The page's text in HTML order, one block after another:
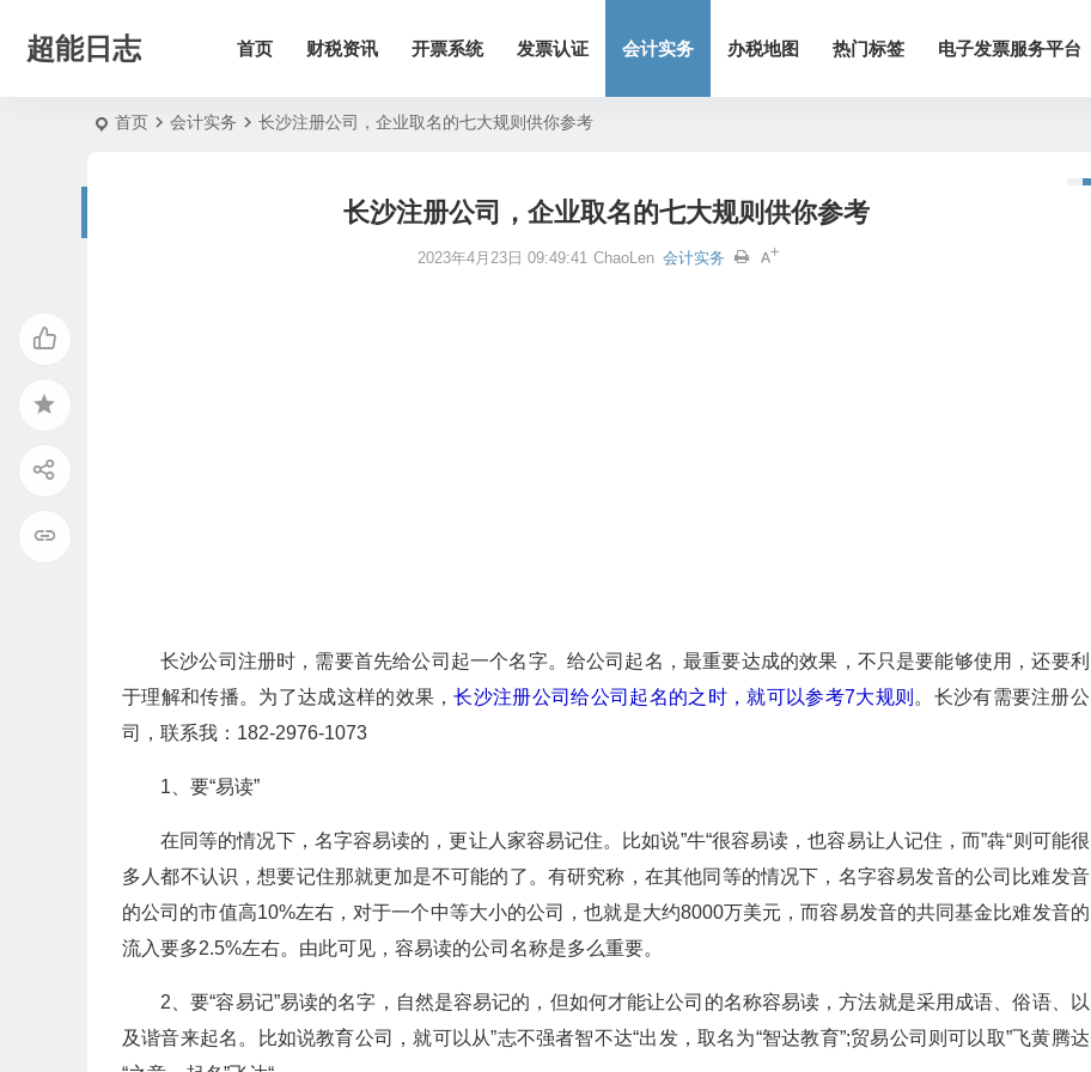
超能日志 首页 财税资讯 开票系统 发票认证 会计实务 办税地图 热门标签 电子发票服务平台
首页 会计实务 长沙注册公司，企业取名的七大规则供你参考
长沙注册公司，企业取名的七大规则供你参考
2023年4月23日 09:49:41 ChaoLen 会计实务
长沙公司注册时，需要首先给公司起一个名字。给公司起名，最重要达成的效果，不只是要能够使用，还要利
于理解和传播。为了达成这样的效果，长沙注册公司给公司起名的之时，就可以参考7大规则 。长沙有需要注册公
司，联系我：182-2976-1073
1、要“易读”
在同等的情况下，名字容易读的，更让人家容易记住。比如说”牛“很容易读，也容易让人记住，而”犇“则可能很
多人都不认识，想要记住那就更加是不可能的了。有研究称，在其他同等的情况下，名字容易发音的公司比难发音
的公司的市值高10%左右，对于一个中等大小的公司，也就是大约8000万美元，而容易发音的共同基金比难发音的
流入要多2.5%左右。由此可见，容易读的公司名称是多么重要。
2、要“容易记”易读的名字，自然是容易记的，但如何才能让公司的名称容易读，方法就是采用成语、俗语、以
及谐音来起名。比如说教育公司，就可以从”志不强者智不达“出发，取名为“智达教育”;贸易公司则可以取”飞黄腾达